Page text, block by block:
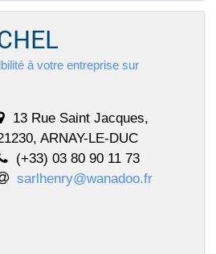
à votre entreprise sur
13 Rue Saint Jacques,
ARNAY-LE-DUC
(+33) 03 80 90 11 73
sarlhenry@wanadoo.fr